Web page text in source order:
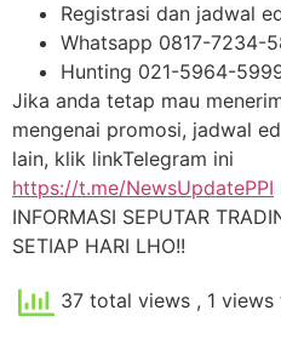
Registrasi dan jadwal
Whatsapp 0817-7234-
Hunting 021-5964-
Jika anda tetap mau
mengenai promosi, jadwal
lain, klik linkTelegram ini
https://t.me/NewsUpdatePPI
INFORMASI SEPUTAR
SETIAP HARI LHO!!
37 total views , 1